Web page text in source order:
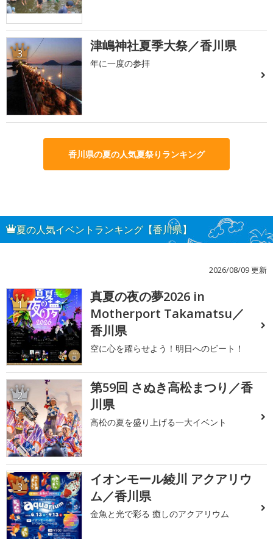
3 津嶋神社夏季大祭／香川県
年に一度の参拝
香川県の夏の人気夏祭りランキング
夏の人気イベントランキング【香川県】
2026/08/09 更新
1
真夏の夜の夢2026 in
Motherport Takamatsu／
香川県
空に心を躍らせよう！明日へのビート！
2
第59回 さぬき高松まつり／香
川県
高松の夏を盛り上げる一大イベント
3
イオンモール綾川 アクアリウ
ム／香川県
金魚と光で彩る 癒しのアクアリウム